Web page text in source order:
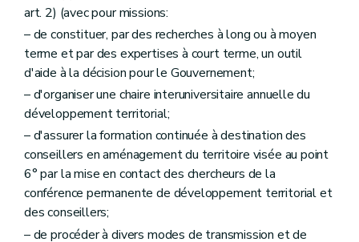
Sous-section première
Art. 284
Art. 285
Art. 286
Sous-section 2 Du contenu simplifié de certains dossiers de demande de permis d'urbanisme
Art. 287
Art. 288
Art. 289
Section 2 Du dossier des demandes de permis dispensés du concours d'un architecte
Art. 290
Art. 291
Section 3 Des dispositions communes
Art. 292
Art. 293
Art. 294
art. 2) (avec pour missions:
– de constituer, par des recherches à long ou à moyen
terme et par des expertises à court terme, un outil
d'aide à la décision pour le Gouvernement;
– d'organiser une chaire interuniversitaire annuelle du
développement territorial;
– d'assurer la formation continuée à destination des
conseillers en aménagement du territoire visée au point
6° par la mise en contact des chercheurs de la
conférence permanente de développement territorial et
des conseillers;
– de procéder à divers modes de transmission et de